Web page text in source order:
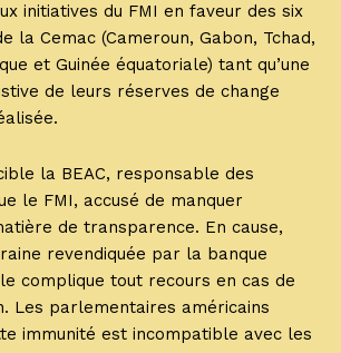
initiatives du FMI en faveur des six
la Cemac (Cameroun, Gabon, Tchad,
et Guinée équatoriale) tant qu’une
de leurs réserves de change
la BEAC, responsable des
le FMI, accusé de manquer
de transparence. En cause,
revendiquée par la banque
complique tout recours en cas de
Les parlementaires américains
immunité est incompatible avec les